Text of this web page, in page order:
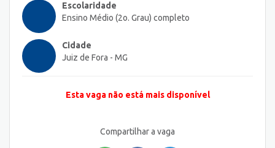
Escolaridade
Ensino Médio (2o. Grau) completo
Cidade
Juiz de Fora - MG
Esta vaga não está mais disponível
Compartilhar a vaga